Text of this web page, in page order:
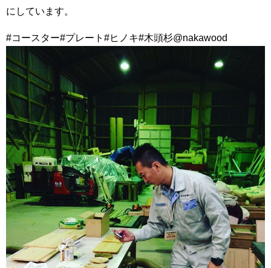
にしています。
#コースター#プレート#ヒノキ#木頭杉@nakawood